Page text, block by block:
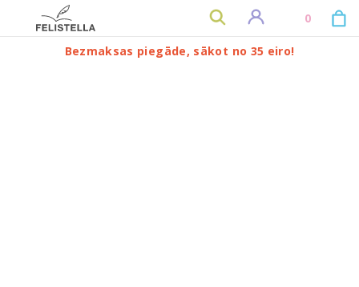
0
Bezmaksas piegāde, sākot no 35 eiro!